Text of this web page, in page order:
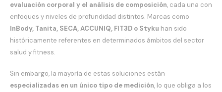
evaluación corporal y el análisis de composición, cada una con
enfoques y niveles de profundidad distintos. Marcas como
InBody, Tanita, SECA, ACCUNIQ, FIT3D o Styku han sido
históricamente referentes en determinados ámbitos del sector
salud y fitness.
Sin embargo, la mayoría de estas soluciones están
especializadas en un único tipo de medición, lo que obliga a los